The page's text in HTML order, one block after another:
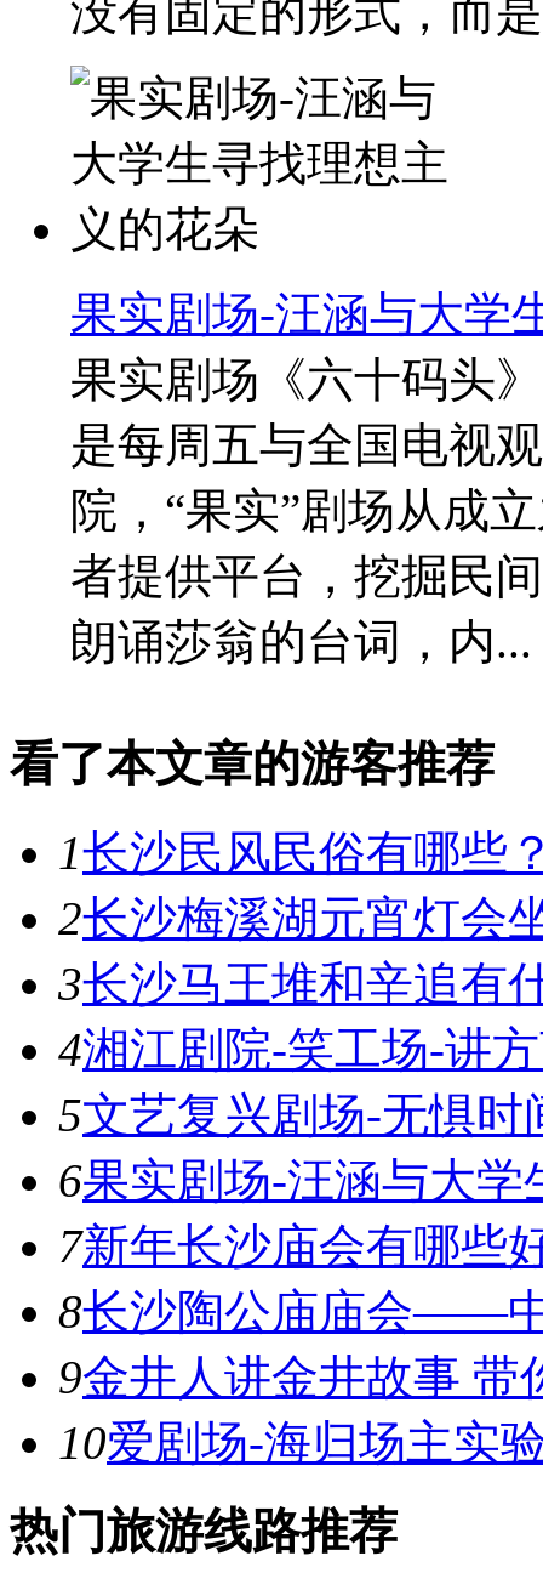
没有固定的形式，而
果实剧场-汪涵与大学
果实剧场《六十码头
是每周五与全国电视
院，“果实”剧场从成
者提供平台，挖掘民
朗诵莎翁的台词，内...
看了本文章的游客推荐
1长沙民风民俗有哪些
2长沙梅溪湖元宵灯会
3长沙马王堆和辛追有
4湘江剧院-笑工场-讲
5文艺复兴剧场-无惧时
6果实剧场-汪涵与大学
7新年长沙庙会有哪些
8长沙陶公庙庙会——
9金井人讲金井故事 带
10爱剧场-海归场主实
热门旅游线路推荐